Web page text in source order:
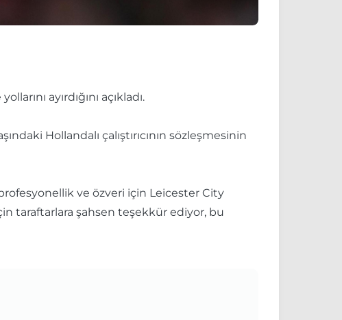
ayırdığını açıkladı.
Hollandalı çalıştırıcının sözleşmesinin
ve özveri için Leicester City
taraftarlara şahsen teşekkür ediyor, bu